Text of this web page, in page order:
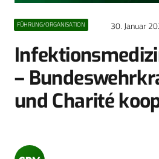
FÜHRUNG/ORGANISATION 30. Januar
–
und Charité